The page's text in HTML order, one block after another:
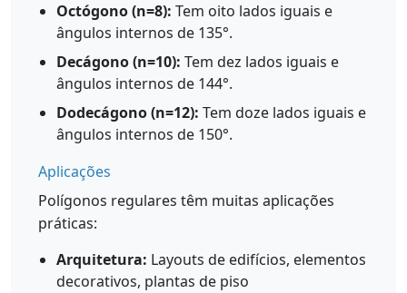
Octógono (n=8): Tem oito lados iguais e
ângulos internos de 135°.
Decágono (n=10): Tem dez lados iguais e
ângulos internos de 144°.
Dodecágono (n=12): Tem doze lados iguais e
ângulos internos de 150°.
Aplicações
Polígonos regulares têm muitas aplicações
práticas:
Arquitetura: Layouts de edifícios, elementos
decorativos, plantas de piso